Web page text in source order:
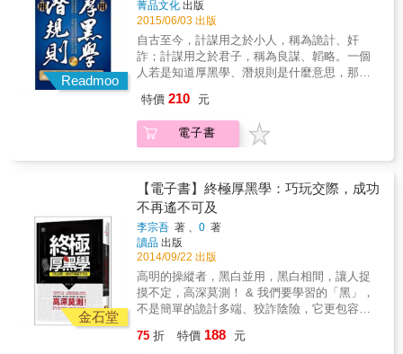
人。& 列夫&bull;托爾斯泰說：「大多數人都想
改變這個世界，卻極少有人想改造自己。」我
們經常是按照自己的願望去為人處世，本來是
棱角分明，還自以為是光芒四射。其實，在我
們刻意顯示出才華的時候，我們的才華已經減
它原來的光芒。所以，真正的聰明者能夠做
到：「以能問於不能，以多問於寡，有若無，
實若虛。」故意給別人一個表現的機會；明明
什麼都不懂的樣子。&
太的呼喊聲，轉過身，笑著說：「你不必感到
不安，您沒有做錯任何事，這五戈比，是我自
己賺來的，所以我一定要收下！」& 火車鳴笛
了，開始緩緩啟動，那位太太仍內疚地請求托
爾斯泰把五戈比還給她，然而，托爾斯泰卻帶
總是棱角分明就無法深入普通民眾，就無法瞭
要學會削平自己的棱角、隱藏自己的鋒芒，這
是非常重要的，甚至可以說是決定很多事情成
敗的關鍵。巧妙削平棱角是一種真聰明，可以
給各種繁雜的事情塗上潤滑油，使其順利運
轉；含蓄地隱藏鋒芒是一種真修養，它可以使
生活充滿笑聲，輕鬆明快。相反，棱角分明、
鋒芒畢露，就很容易去攻擊別人，這會得罪
人。& 列夫&bull;托爾斯泰說：「大多數人都想
改變這個世界，卻極少有人想改造自己。」我
們經常是按照自己的願望去為人處世，本來是
棱角分明，還自以為是光芒四射。其實，在我
們刻意顯示出才華的時候，我們的才華已經減
它原來的光芒。所以，真正的聰明者能夠做
Readmoo
菁品文化 出版
2015/06/03 出版
自古至今，計謀用之於小人，稱為詭計、奸
詐；計謀用之於君子，稱為良謀、韜略。一個
人若是知道厚黑學、潛規則是什麼意思，那只
中蘊含的智慧，繼而在實踐中靈活運用，也掌
握了自己的人生，這正是本書所要用心詮釋
的。 & 如果你在人生的征戰中，遇到一時無法
你體內的計謀DNA，助你轉危為安、轉敗為
勝。 & 厚黑學、潛規則，處世之道，容身之術
也，欲成大事者不可不讀，不可不悟。
特價 210 元
電子書
金石堂
【電子書】終極厚黑學：巧玩交際，成功
不再遙不可及
李宗吾 著 、0 著
讀品 出版
2014/09/22 出版
高明的操縱者，黑白並用，黑白相間，讓人捉
摸不定，高深莫測！ & 我們要學習的「黑」，
不是簡單的詭計多端、狡詐陰險，它更包容了
分實現自我的價值與能力，誰就要擁有較別人
75 折 特價 188 元